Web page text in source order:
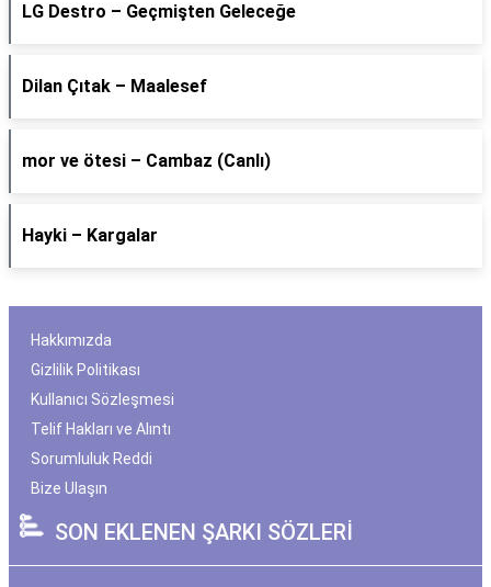
LG Destro – Geçmişten Geleceğe
Dilan Çıtak – Maalesef
​mor ve ötesi – Cambaz (Canlı)
Hayki – Kargalar
Hakkımızda
Gizlilik Politikası
Kullanıcı Sözleşmesi
Telif Hakları ve Alıntı
Sorumluluk Reddi
Bize Ulaşın
SON EKLENEN ŞARKI SÖZLERİ